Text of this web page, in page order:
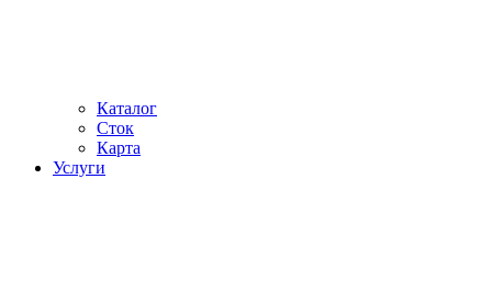
Каталог
Сток
Карта
Услуги